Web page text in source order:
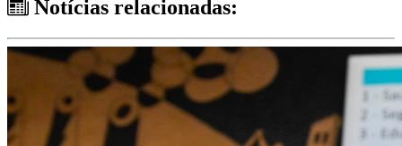
Notícias relacionadas: